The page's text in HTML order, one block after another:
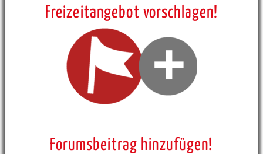
Freizeitangebot vorschlagen!
Forumsbeitrag hinzufügen!